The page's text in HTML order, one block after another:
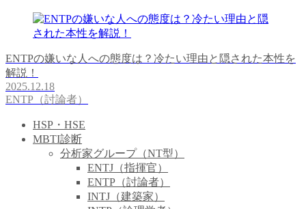
ENTPの嫌いな人への態度は？冷たい理由と隠された本性を
解説！
2025.12.18
ENTP（討論者）
HSP・HSE
MBTI診断
分析家グループ（NT型）
ENTJ（指揮官）
ENTP（討論者）
INTJ（建築家）